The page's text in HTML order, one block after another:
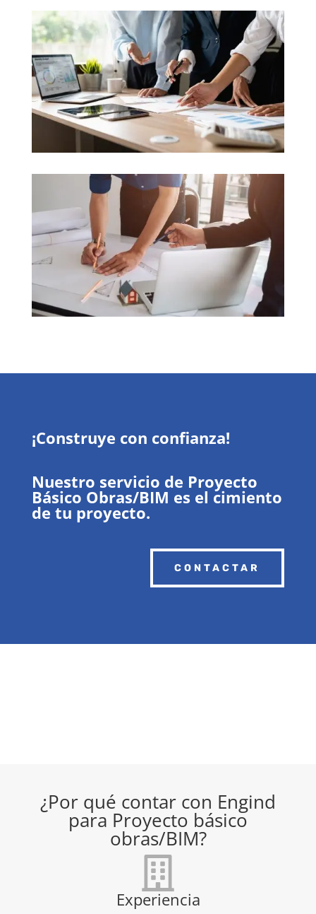
¡Construye con confianza!
Nuestro servicio de Proyecto
Básico Obras/BIM es el cimiento
de tu proyecto.
CONTACTAR
¿Por qué contar con Engind
para Proyecto básico
obras/BIM?
Experiencia